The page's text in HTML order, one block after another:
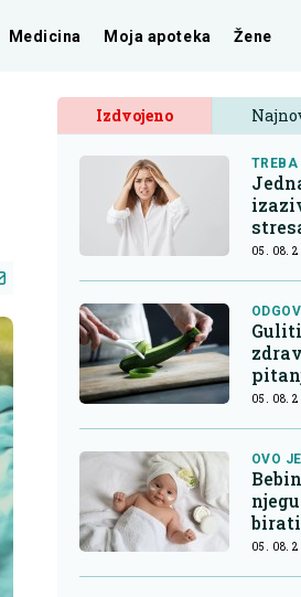
Medicina Moja apoteka Žene
Izdvojeno
05. 08.
05. 08.
OVO
05. 08.